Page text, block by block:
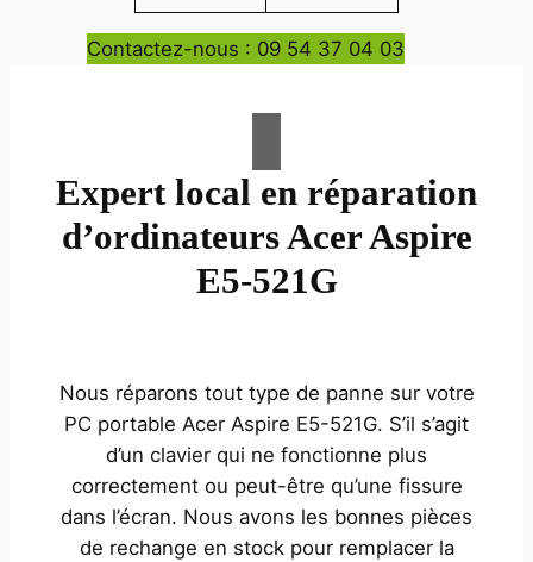
Contactez-nous : 09 54 37 04 03
Expert local en réparation
d’ordinateurs Acer Aspire
E5-521G
Nous réparons tout type de panne sur votre
PC portable Acer Aspire E5-521G. S’il s’agit
d’un clavier qui ne fonctionne plus
correctement ou peut-être qu’une fissure
dans l’écran. Nous avons les bonnes pièces
de rechange en stock pour remplacer la